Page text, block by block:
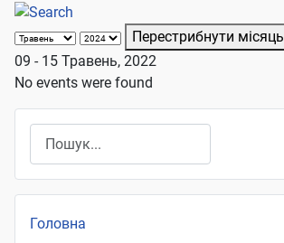
Перестрибнути місяць
09 - 15 Травень, 2022
No events were found
Головна